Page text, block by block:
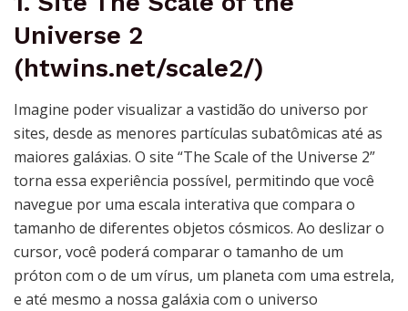
Universe 2
(htwins.net/scale2/)
Imagine poder visualizar a vastidão do universo por
sites, desde as menores partículas subatômicas até as
maiores galáxias. O site “The Scale of the Universe 2”
torna essa experiência possível, permitindo que você
navegue por uma escala interativa que compara o
tamanho de diferentes objetos cósmicos. Ao deslizar o
cursor, você poderá comparar o tamanho de um
próton com o de um vírus, um planeta com uma estrela,
e até mesmo a nossa galáxia com o universo